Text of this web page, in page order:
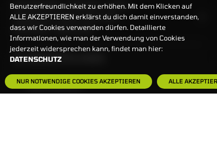
BANKEINSTELLUNGEN
HÄUFIG GESUCHT:
REALTIMEKURSE 07.08.2026
21:00:34
HANDELSZEIT
MO-FR: 7:30-23 UHR
ZERTIFIKATE
8:00-22 UHR
Benutzerfreundlichkeit zu erhöhen. Mit dem Klicken auf
ALLE AKZEPTIEREN erklärst du dich damit einverstanden,
dass wir Cookies verwenden dürfen. Detaillierte
Informationen, wie man der Verwendung von Cookies
jederzeit widersprechen kann, findet man hier:
DATENSCHUTZ
NUR NOTWENDIGE COOKIES AKZEPTIEREN ALLE